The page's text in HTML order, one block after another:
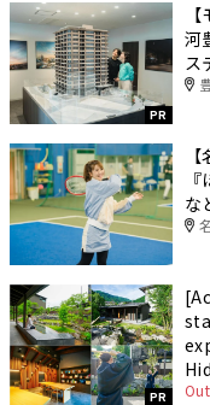
PR
河
ス
な
PR